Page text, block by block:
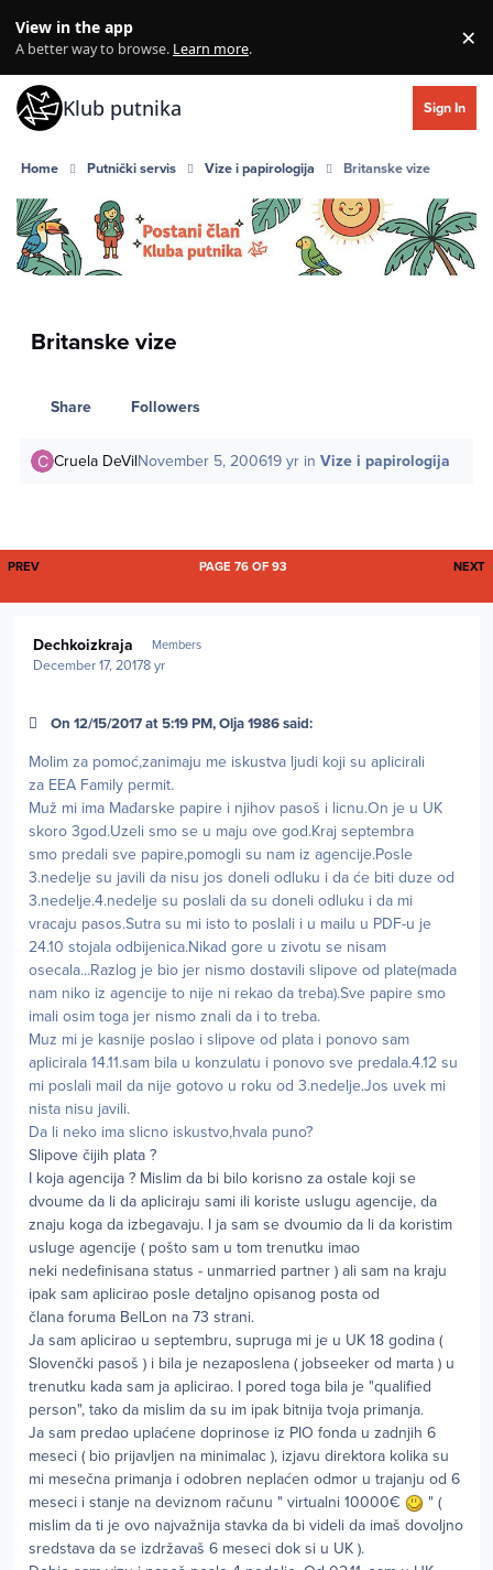
View in the app
A better way to browse. Learn more. ×
Klub putnika Sign In
Home Putnički servis Vize i papirologija Britanske vize
Britanske vize
Share Followers
Cruela DeVilNovember 5, 200619 yr inVize i papirologija
FIRST PAGE
PREV NEXT
PAGE 76 OF 93
Dechkoizkraja Members
December 17, 20178 yr
On 12/15/2017 at 5:19 PM, Olja 1986 said:
Molim za pomoć,zanimaju me iskustva ljudi koji su aplicirali
za EEA Family permit.
Muž mi ima Mađarske papire i njihov pasoš i licnu.On je u UK
skoro 3god.Uzeli smo se u maju ove god.Kraj septembra
smo predali sve papire,pomogli su nam iz agencije.Posle
3.nedelje su javili da nisu jos doneli odluku i da će biti duze od
3.nedelje.4.nedelje su poslali da su doneli odluku i da mi
vracaju pasos.Sutra su mi isto to poslali i u mailu u PDF-u je
24.10 stojala odbijenica.Nikad gore u zivotu se nisam
osecala...Razlog je bio jer nismo dostavili slipove od plate(mada
nam niko iz agencije to nije ni rekao da treba).Sve papire smo
imali osim toga jer nismo znali da i to treba.
Muz mi je kasnije poslao i slipove od plata i ponovo sam
aplicirala 14.11.sam bila u konzulatu i ponovo sve predala.4.12 su
mi poslali mail da nije gotovo u roku od 3.nedelje.Jos uvek mi
nista nisu javili.
Da li neko ima slicno iskustvo,hvala puno?
Slipove čijih plata ?
I koja agencija ? Mislim da bi bilo korisno za ostale koji se
dvoume da li da apliciraju sami ili koriste uslugu agencije, da
znaju koga da izbegavaju. I ja sam se dvoumio da li da koristim
usluge agencije ( pošto sam u tom trenutku imao
neki nedefinisana status - unmarried partner ) ali sam na kraju
ipak sam aplicirao posle detaljno opisanog posta od
člana foruma BelLon na 73 strani.
Ja sam aplicirao u septembru, supruga mi je u UK 18 godina (
Slovenčki pasoš ) i bila je nezaposlena ( jobseeker od marta ) u
trenutku kada sam ja aplicirao. I pored toga bila je "qualified
person", tako da mislim da su im ipak bitnija tvoja primanja.
Ja sam predao uplaćene doprinose iz PIO fonda u zadnjih 6
meseci ( bio prijavljen na minimalac ), izjavu direktora kolika su
mi mesečna primanja i odobren neplaćen odmor u trajanju od 6
meseci i stanje na deviznom računu " virtualni 10000€
" (
mislim da ti je ovo najvažnija stavka da bi videli da imaš dovoljno
sredstava da se izdržavaš 6 meseci dok si u UK ).